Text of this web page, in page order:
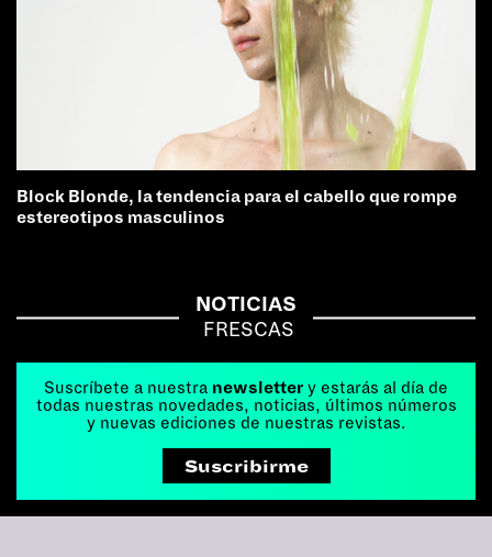
Block Blonde, la tendencia para el cabello que rompe
estereotipos masculinos
NOTICIAS
FRESCAS
Suscríbete a nuestra newsletter y estarás al día de
todas nuestras novedades, noticias, últimos números
y nuevas ediciones de nuestras revistas.
Suscribirme